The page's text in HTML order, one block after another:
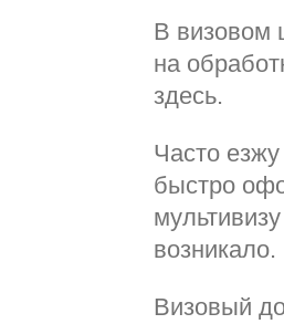
В визовом
на
здесь.
Часто
быстро
Визовый